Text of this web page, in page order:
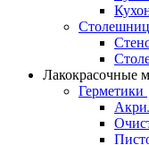
Лакокрасочные
Герметики